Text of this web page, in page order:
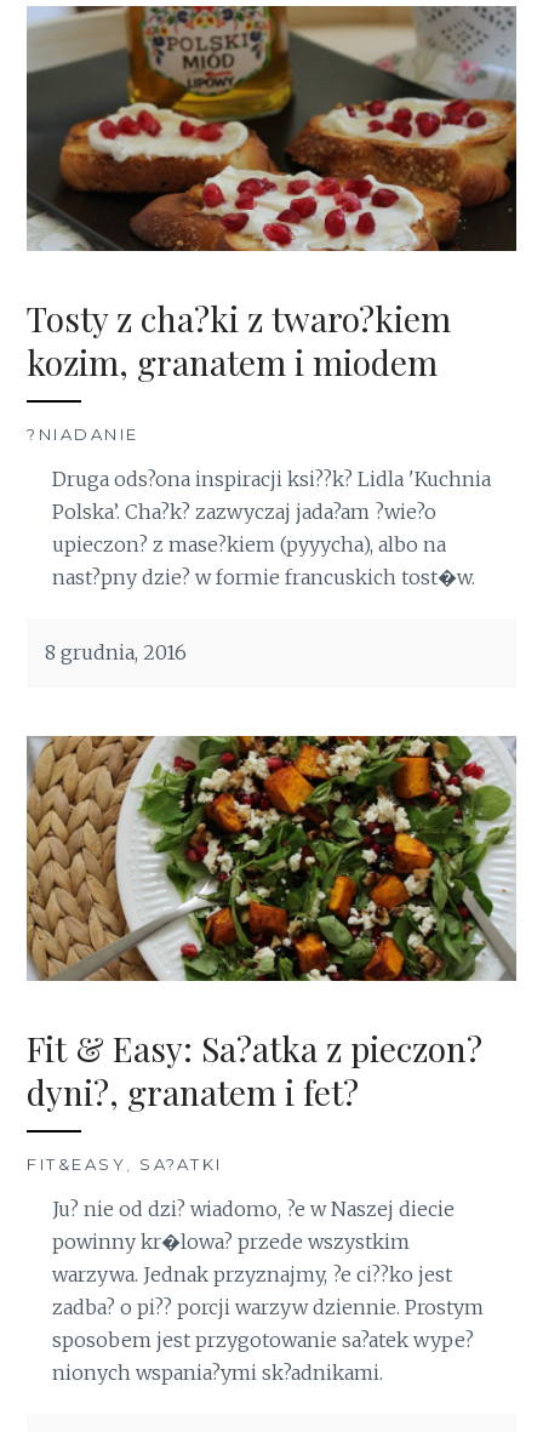
Tosty z cha?ki z twaro?kiem
kozim, granatem i miodem
?NIADANIE
Druga ods?ona inspiracji ksi??k? Lidla 'Kuchnia
Polska’. Cha?k? zazwyczaj jada?am ?wie?o
upieczon? z mase?kiem (pyyycha), albo na
nast?pny dzie? w formie francuskich tost�w.
8 grudnia, 2016
Fit & Easy: Sa?atka z pieczon?
dyni?, granatem i fet?
FIT&EASY SA?ATKI
Ju? nie od dzi? wiadomo, ?e w Naszej diecie
powinny kr�lowa? przede wszystkim
warzywa. Jednak przyznajmy, ?e ci??ko jest
zadba? o pi?? porcji warzyw dziennie. Prostym
sposobem jest przygotowanie sa?atek wype?
nionych wspania?ymi sk?adnikami.